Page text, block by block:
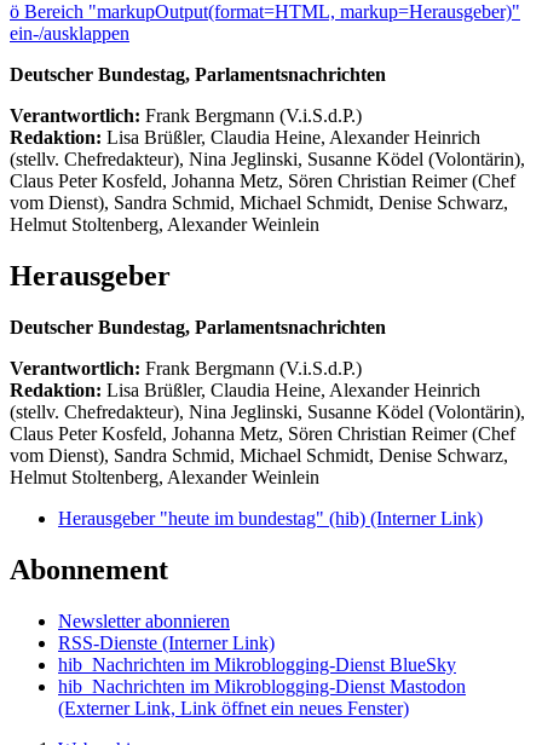
ö Bereich "markupOutput(format=HTML, markup=Herausgeber)"
ein-/ausklappen
Deutscher Bundestag, Parlamentsnachrichten
Verantwortlich: Frank Bergmann (V.i.S.d.P.)
Redaktion: Lisa Brüßler, Claudia Heine, Alexander Heinrich
(stellv. Chefredakteur), Nina Jeglinski, Susanne Ködel (Volontärin),
Claus Peter Kosfeld, Johanna Metz, Sören Christian Reimer (Chef
vom Dienst), Sandra Schmid, Michael Schmidt, Denise Schwarz,
Helmut Stoltenberg, Alexander Weinlein
Herausgeber
Deutscher Bundestag, Parlamentsnachrichten
Verantwortlich: Frank Bergmann (V.i.S.d.P.)
Redaktion: Lisa Brüßler, Claudia Heine, Alexander Heinrich
(stellv. Chefredakteur), Nina Jeglinski, Susanne Ködel (Volontärin),
Claus Peter Kosfeld, Johanna Metz, Sören Christian Reimer (Chef
vom Dienst), Sandra Schmid, Michael Schmidt, Denise Schwarz,
Helmut Stoltenberg, Alexander Weinlein
Herausgeber "heute im bundestag" (hib) (Interner Link)
Abonnement
Newsletter abonnieren
RSS-Dienste (Interner Link)
hib_Nachrichten im Mikroblogging-Dienst BlueSky
hib_Nachrichten im Mikroblogging-Dienst Mastodon
(Externer Link, Link öffnet ein neues Fenster)